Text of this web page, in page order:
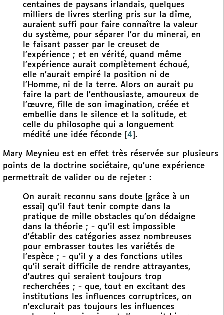
centaines de paysans irlandais, quelques
milliers de livres sterling pris sur la dîme,
auraient suffi pour faire connaître la valeur
du système, pour séparer l’or du minerai, en
le faisant passer par le creuset de
l’expérience ; et en vérité, quand même
l’expérience aurait complètement échoué,
elle n’aurait empiré la position ni de
l’Homme, ni de la terre. Alors on aurait pu
faire la part de l’enthousiaste, amoureux de
l’œuvre, fille de son imagination, créée et
embellie dans le silence et la solitude, et
celle du philosophe qui a longuement
médité une idée féconde
4 .
Mary Meynieu est en effet très réservée sur plusieurs
points de la doctrine sociétaire, qu’une expérience
permettrait de valider ou de rejeter :
On aurait reconnu sans doute [grâce à un
essai] qu’il faut tenir compte dans la
pratique de mille obstacles qu’on dédaigne
dans la théorie ; - qu’il est impossible
d’établir des catégories assez nombreuses
pour embrasser toutes les variétés de
l’espèce ; - qu’il y a des fonctions utiles
qu’il serait difficile de rendre attrayantes,
d’autres qui seraient toujours trop
recherchées ; - que, tout en excitant des
institutions les influences corruptrices, on
n’exclurait pas toujours les influences